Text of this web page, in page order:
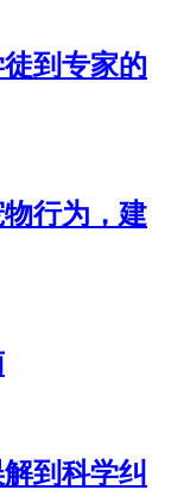
到专家的
行为，建
到科学纠